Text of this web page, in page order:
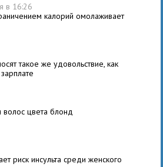
в 16:26
калорий омолаживает
такое же удовольствие, как
волос цвета блонд
риск инсульта среди женского